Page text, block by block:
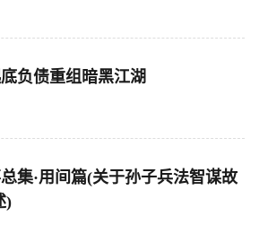
负债重组暗黑江湖
集·用间篇(关于孙子兵法智谋故
)